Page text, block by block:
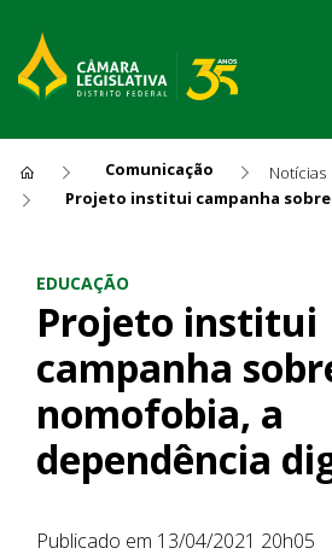
Comunicação Notícias
EDUCAÇÃO
Projeto institui
campanha
nomofobia, a
dependência
Publicado em 13/04/2021 20h05